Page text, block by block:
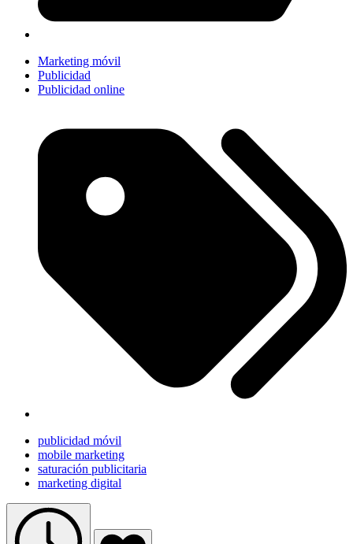
Marketing móvil
Publicidad
Publicidad online
publicidad móvil
mobile marketing
saturación publicitaria
marketing digital